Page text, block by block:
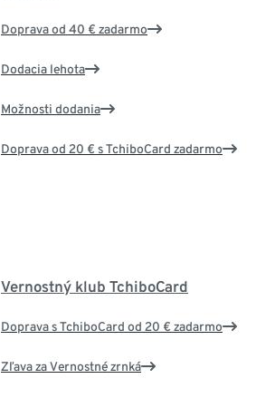
Doprava od 40 € zadarmo
Dodacia lehota
Možnosti dodania
Doprava od 20 € s TchiboCard zadarmo
Vernostný klub TchiboCard
Doprava s TchiboCard od 20 € zadarmo
Zľava za Vernostné zrnká